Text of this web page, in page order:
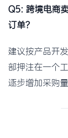
Q5: 跨境电商
订单？
建议按产品开
部押注在一个
逐步增加采购量